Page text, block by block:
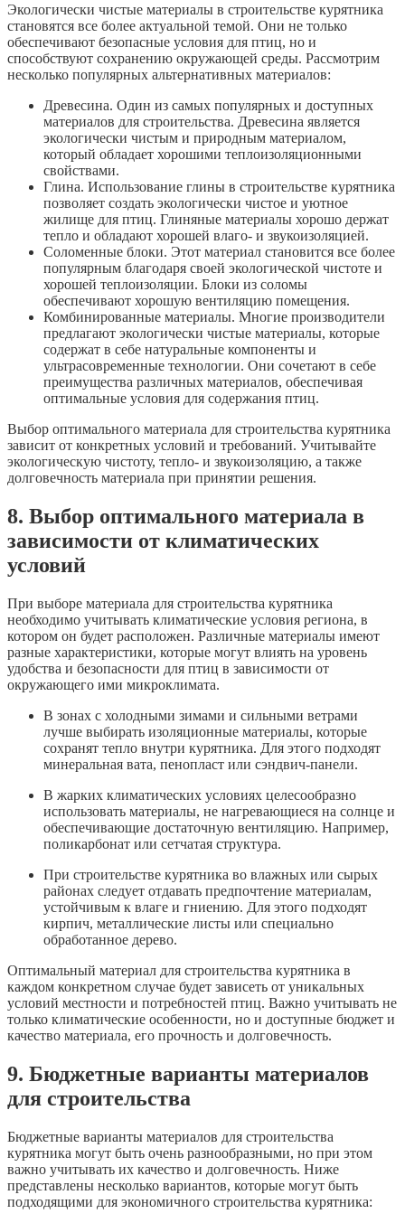
Экологически чистые материалы в строительстве курятника
становятся все более актуальной темой. Они не только
обеспечивают безопасные условия для птиц, но и
способствуют сохранению окружающей среды. Рассмотрим
несколько популярных альтернативных материалов:
Древесина. Один из самых популярных и доступных
материалов для строительства. Древесина является
экологически чистым и природным материалом,
который обладает хорошими теплоизоляционными
свойствами.
Глина. Использование глины в строительстве курятника
позволяет создать экологически чистое и уютное
жилище для птиц. Глиняные материалы хорошо держат
тепло и обладают хорошей влаго- и звукоизоляцией.
Соломенные блоки. Этот материал становится все более
популярным благодаря своей экологической чистоте и
хорошей теплоизоляции. Блоки из соломы
обеспечивают хорошую вентиляцию помещения.
Комбинированные материалы. Многие производители
предлагают экологически чистые материалы, которые
содержат в себе натуральные компоненты и
ультрасовременные технологии. Они сочетают в себе
преимущества различных материалов, обеспечивая
оптимальные условия для содержания птиц.
Выбор оптимального материала для строительства курятника
зависит от конкретных условий и требований. Учитывайте
экологическую чистоту, тепло- и звукоизоляцию, а также
долговечность материала при принятии решения.
8. Выбор оптимального материала в
зависимости от климатических
условий
При выборе материала для строительства курятника
необходимо учитывать климатические условия региона, в
котором он будет расположен. Различные материалы имеют
разные характеристики, которые могут влиять на уровень
удобства и безопасности для птиц в зависимости от
окружающего ими микроклимата.
В зонах с холодными зимами и сильными ветрами
лучше выбирать изоляционные материалы, которые
сохранят тепло внутри курятника. Для этого подходят
минеральная вата, пенопласт или сэндвич-панели.
В жарких климатических условиях целесообразно
использовать материалы, не нагревающиеся на солнце и
обеспечивающие достаточную вентиляцию. Например,
поликарбонат или сетчатая структура.
При строительстве курятника во влажных или сырых
районах следует отдавать предпочтение материалам,
устойчивым к влаге и гниению. Для этого подходят
кирпич, металлические листы или специально
обработанное дерево.
Оптимальный материал для строительства курятника в
каждом конкретном случае будет зависеть от уникальных
условий местности и потребностей птиц. Важно учитывать не
только климатические особенности, но и доступные бюджет и
качество материала, его прочность и долговечность.
9. Бюджетные варианты материалов
для строительства
Бюджетные варианты материалов для строительства
курятника могут быть очень разнообразными, но при этом
важно учитывать их качество и долговечность. Ниже
представлены несколько вариантов, которые могут быть
подходящими для экономичного строительства курятника: